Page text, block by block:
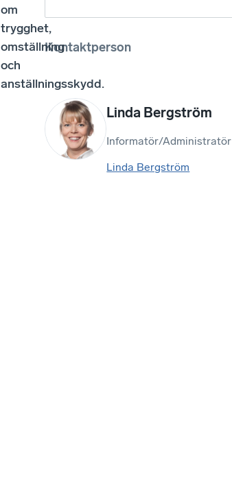
Kontaktperson
Linda Bergström
Informatör/Administratör
Linda Bergström
om
trygghet,
omställning
och
anställningsskydd.